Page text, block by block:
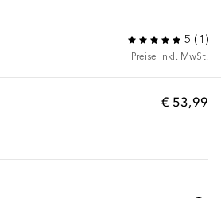
5 ( 1 )
Preise inkl. MwSt.
€ 53,99